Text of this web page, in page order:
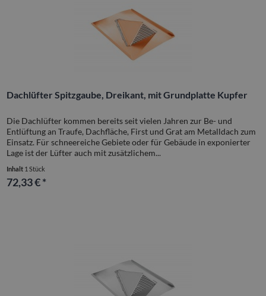
Dachlüfter Spitzgaube, Dreikant, mit Grundplatte Kupfer
Die Dachlüfter kommen bereits seit vielen Jahren zur Be- und
Entlüftung an Traufe, Dachfläche, First und Grat am Metalldach zum
Einsatz. Für schneereiche Gebiete oder für Gebäude in exponierter
Lage ist der Lüfter auch mit zusätzlichem...
Inhalt 1 Stück
72,33 € *